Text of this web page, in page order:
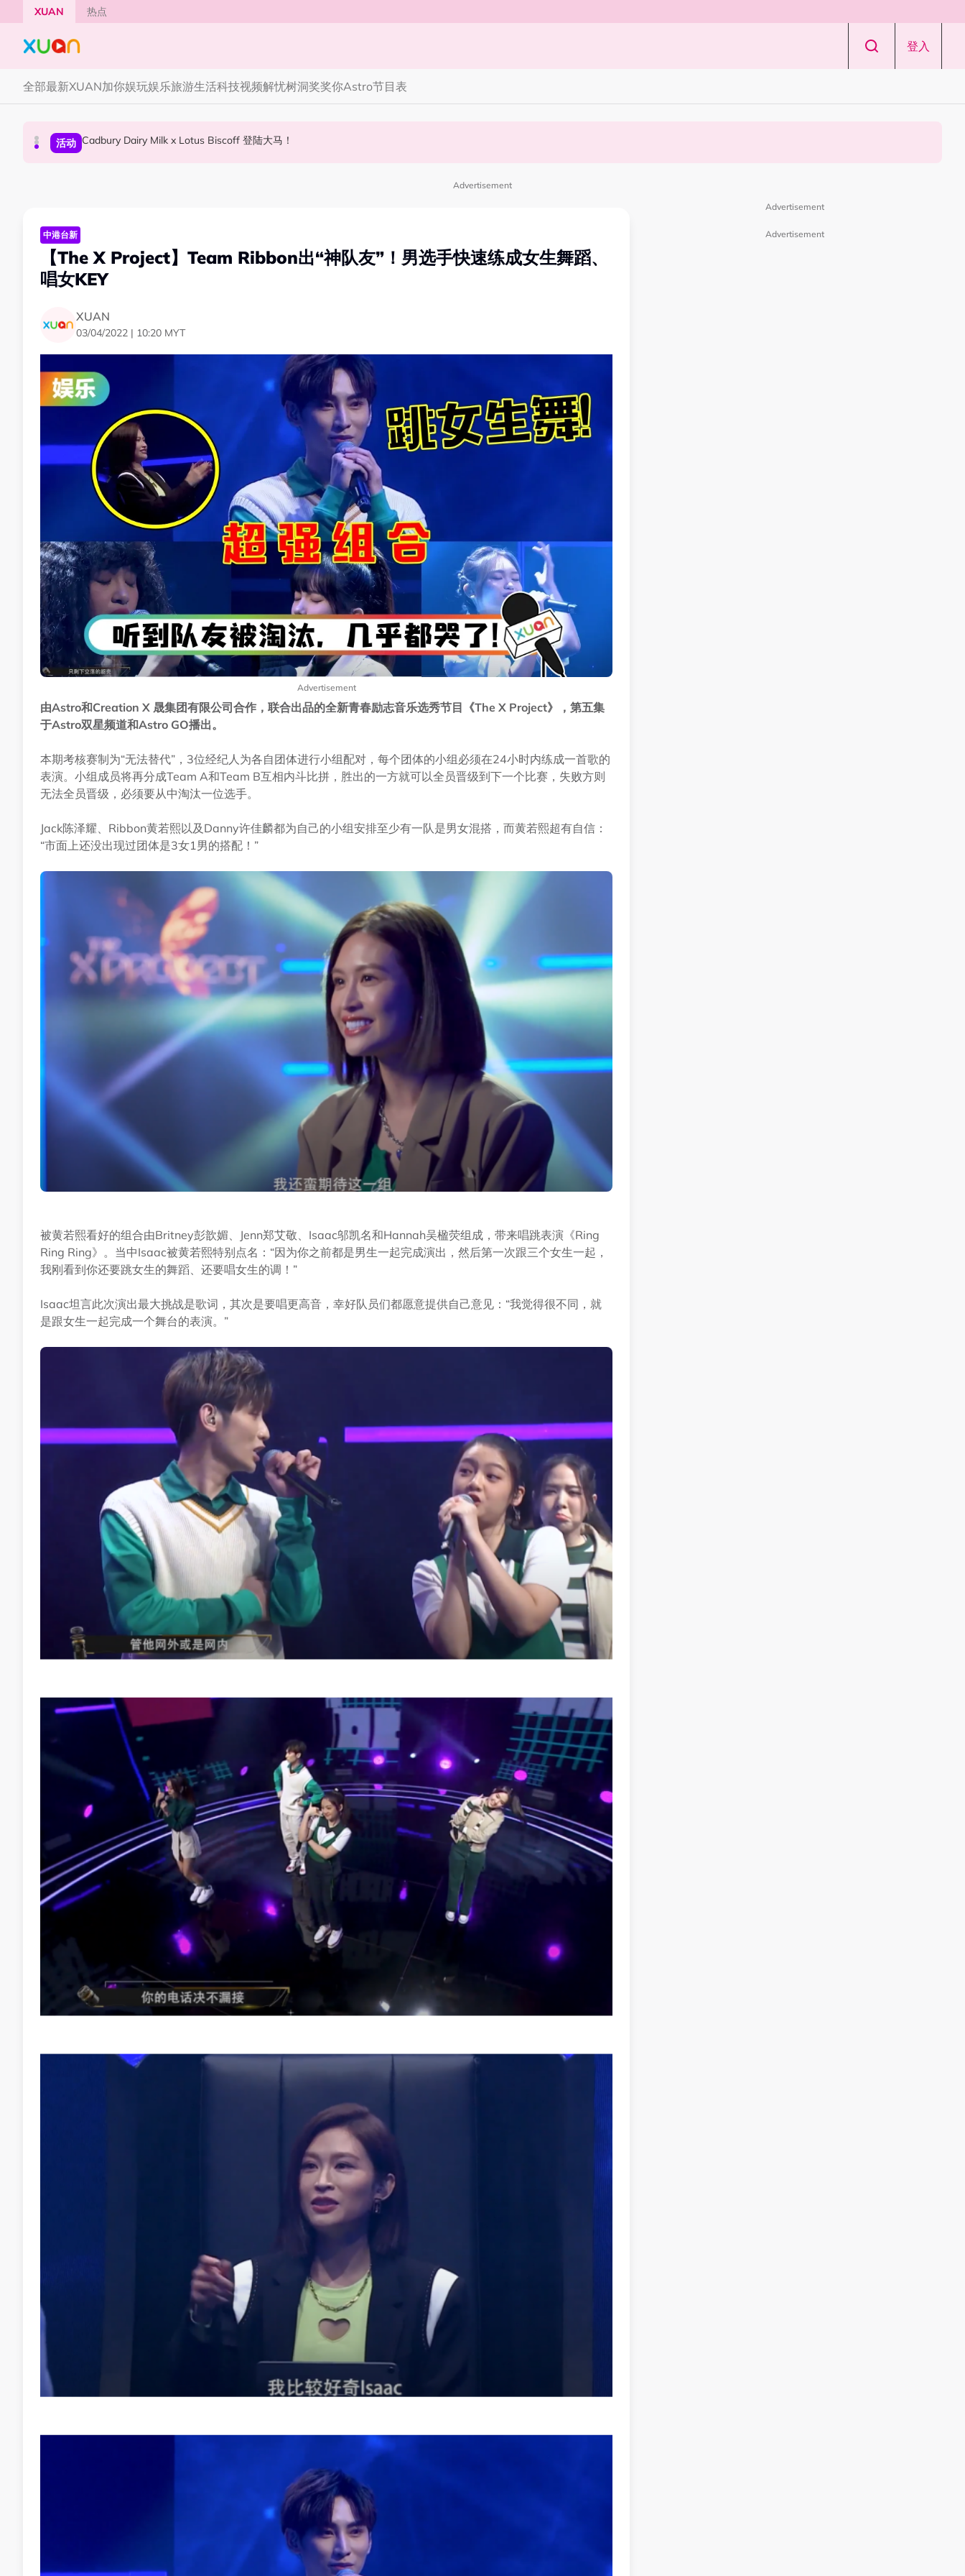
Skip to main content
XUAN 热点
登入
全部最新XUAN加你娱玩娱乐旅游生活科技视频解忧树洞奖奖你Astro节目表
国际星闻 Tom Holland “Spiderman” 替身曝光！“替完蜘蛛人，马上又去演忍者”
活动 Cadbury Dairy Milk x Lotus Biscoff 登陆大马！
本地星闻 Henn国贤 “Aunty Henn 脱口秀专场 《笑笑笑笑丧》”！10月31日登场
Advertisement
中港台新
【The X Project】Team Ribbon出“神队友”！男选手快速练成女生舞蹈、
唱女KEY
XUAN
03/04/2022 | 10:20 MYT
Advertisement
由Astro和Creation X 晟集团有限公司合作，联合出品的全新青春励志音乐选秀节目《The X Project》，第五集
于Astro双星频道和Astro GO播出。
本期考核赛制为“无法替代”，3位经纪人为各自团体进行小组配对，每个团体的小组必须在24小时内练成一首歌的
表演。小组成员将再分成Team A和Team B互相内斗比拼，胜出的一方就可以全员晋级到下一个比赛，失败方则
无法全员晋级，必须要从中淘汰一位选手。
Jack陈泽耀、Ribbon黄若熙以及Danny许佳麟都为自己的小组安排至少有一队是男女混搭，而黄若熙超有自信：
“市面上还没出现过团体是3女1男的搭配！”
被黄若熙看好的组合由Britney彭歆媚、Jenn郑艾敬、Isaac邬凯名和Hannah吴楹荧组成，带来唱跳表演《Ring
Ring Ring》。当中Isaac被黄若熙特别点名：“因为你之前都是男生一起完成演出，然后第一次跟三个女生一起，
我刚看到你还要跳女生的舞蹈、还要唱女生的调！”
Isaac坦言此次演出最大挑战是歌词，其次是要唱更高音，幸好队员们都愿意提供自己意见：“我觉得很不同，就
是跟女生一起完成一个舞台的表演。”
Advertisement
Advertisement